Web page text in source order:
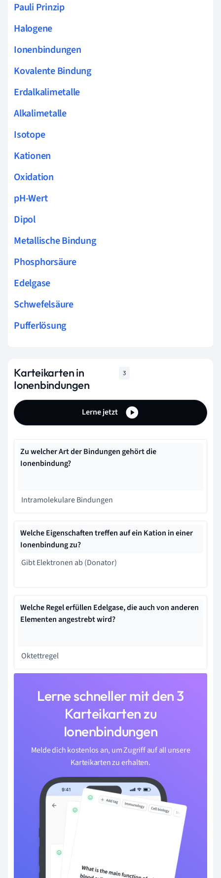
Pauli Prinzip
Halogene
Ionenbindungen
Kovalente Bindung
Erdalkalimetalle
Alkalimetalle
Isotope
Kationen
Oxidation
pH-Wert
Dipol
Metallische Bindung
Phosphorsäure
Edelgase
Schwefelsäure
Pufferlösung
Karteikarten in
Ionenbindungen
3
Lerne jetzt
Zu welcher Art der Bindungen gehört die
Ionenbindung?
Intramolekulare Bindungen
Welche Eigenschaften treffen auf ein Kation in einer
Ionenbindung zu?
Gibt Elektronen ab (Donator)
Welche Regel erfüllen Edelgase, die auch von anderen
Elementen angestrebt wird?
Oktettregel
Lerne schneller mit den 3
Karteikarten zu
Ionenbindungen
Melde dich kostenlos an, um Zugriff auf all unsere
Karteikarten zu erhalten.